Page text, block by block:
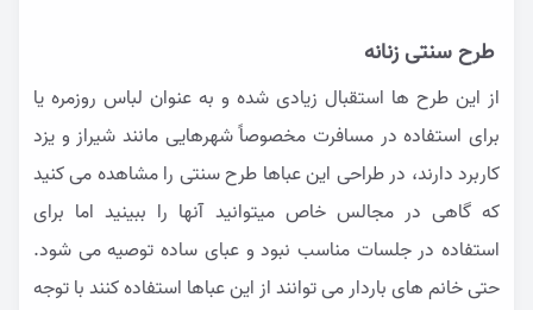
طرح سنتی زنانه
از این طرح ها استقبال زیادی شده و به عنوان لباس روزمره یا
برای استفاده در مسافرت مخصوصاً شهرهایی مانند شیراز و یزد
کاربرد دارند، در طراحی این عباها طرح سنتی را مشاهده می کنید
که گاهی در مجالس خاص میتوانید آنها را ببینید اما برای
استفاده در جلسات مناسب نبود و عبای ساده توصیه می شود.
حتی خانم های باردار می توانند از این عباها استفاده کنند با توجه